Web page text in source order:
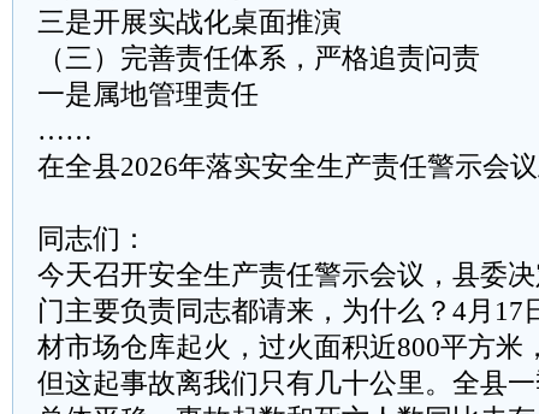
三是开展实战化桌面推演
（三）完善责任体系，严格追责问责
一是属地管理责任
……
在全县2026年落实安全生产责任警示会
同志们：
今天召开安全生产责任警示会议，县委
门主要负责同志都请来，为什么？4月17
材市场仓库起火，过火面积近800平方米
但这起事故离我们只有几十公里。全县